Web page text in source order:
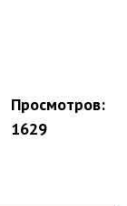
Просмотров:
1629